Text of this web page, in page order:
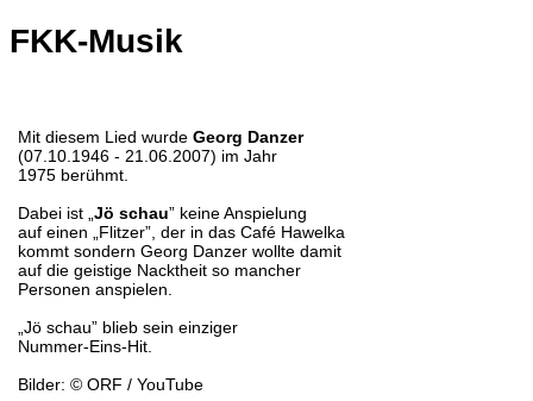
FKK-Musik
Mit diesem Lied wurde Georg Danzer
(07.10.1946 - 21.06.2007) im Jahr
1975 berühmt.
Dabei ist „ Jö schau” keine Anspielung
auf einen „Flitzer”, der in das Café Hawelka
kommt sondern Georg Danzer wollte damit
auf die geistige Nacktheit so mancher
Personen anspielen.
„Jö schau” blieb sein einziger
Nummer-Eins-Hit.
Bilder: © ORF / YouTube